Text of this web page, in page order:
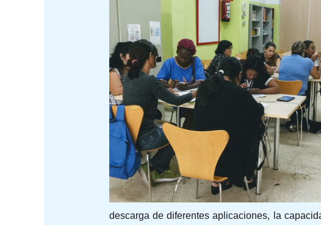
descarga de diferentes aplicaciones, la